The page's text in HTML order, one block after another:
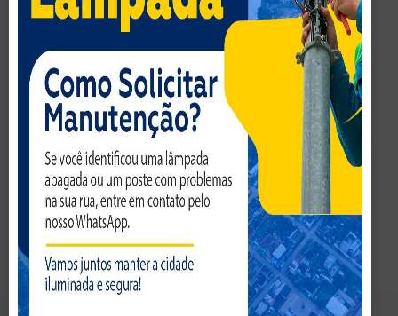
Alta Saturação
Destacar links
Realçar Cabeçalho
Leitor da Tela
Ativar Modo Leitura
Dimensionar Conteudo 100%
Tamanho da Fonte 100%
Altura da Linha
Espaçamento da Letra
Athus